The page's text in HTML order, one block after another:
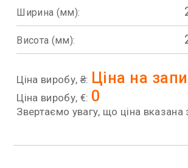
Ширина (мм):
Висота (мм):
Ціна виробу, ₴: Ціна на
Ціна виробу, €: 0
Звертаємо увагу, що ціна